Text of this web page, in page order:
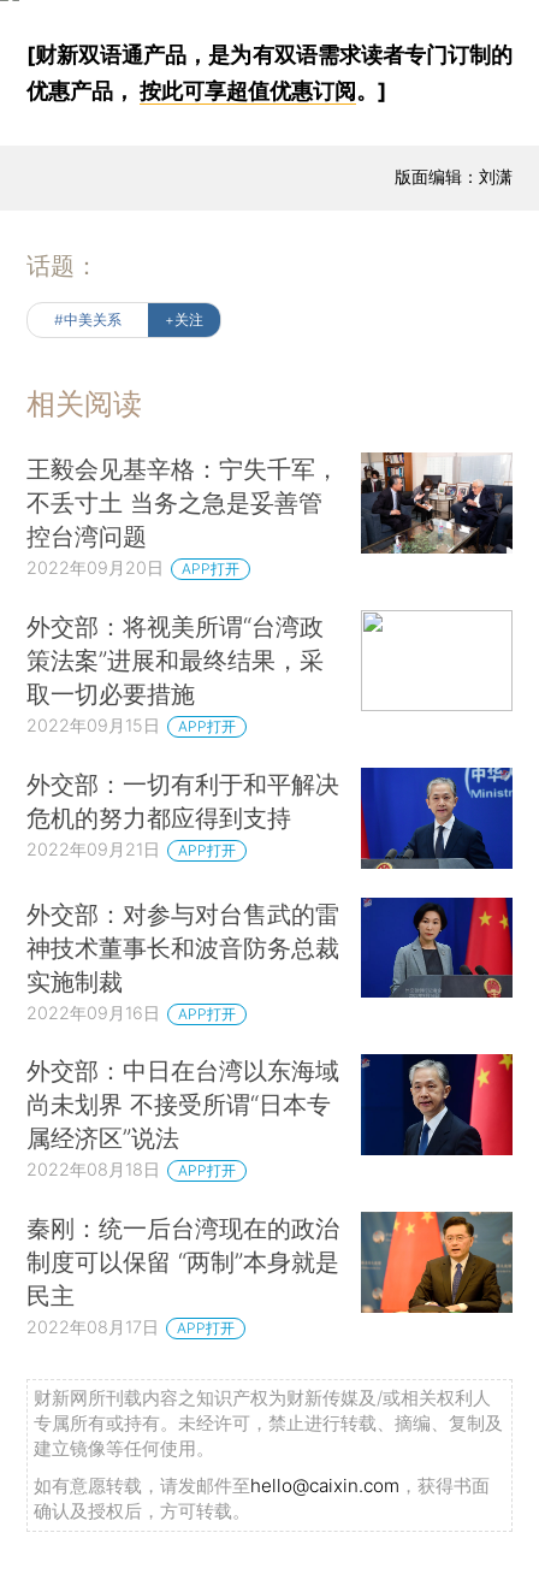
[财新双语通产品，是为有双语需求读者专门订制的
优惠产品，按此可享超值优惠订阅。]
版面编辑：刘潇
话题：
#中美关系 +关注
相关阅读
王毅会见基辛格：宁失千军，
不丢寸土 当务之急是妥善管
控台湾问题
2022年09月20日 APP打开
外交部：将视美所谓“台湾政
策法案”进展和最终结果，采
取一切必要措施
2022年09月15日 APP打开
外交部：一切有利于和平解决
危机的努力都应得到支持
2022年09月21日 APP打开
外交部：对参与对台售武的雷
神技术董事长和波音防务总裁
实施制裁
2022年09月16日 APP打开
外交部：中日在台湾以东海域
尚未划界 不接受所谓“日本专
属经济区”说法
2022年08月18日 APP打开
秦刚：统一后台湾现在的政治
制度可以保留 “两制”本身就是
民主
2022年08月17日 APP打开
财新网所刊载内容之知识产权为财新传媒及/或相关权利人
专属所有或持有。未经许可，禁止进行转载、摘编、复制及
建立镜像等任何使用。
如有意愿转载，请发邮件至hello@caixin.com ，获得书面
确认及授权后，方可转载。